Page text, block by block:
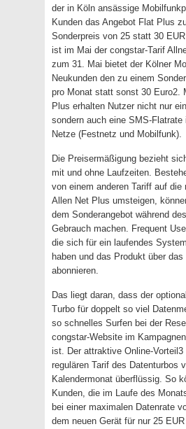
der in Köln ansässige
Kunden das Angebot Flat Plus
Sonderpreis von 25 statt 30
ist im Mai der congstar-Tarif
zum 31. Mai bietet der Kölner
Neukunden den zu einem
pro Monat statt sonst 30 Euro2.
Plus erhalten Nutzer nicht nur
sondern auch eine SMS-
Netze (Festnetz und Mobilfunk).
Die Preisermäßigung bezieht
mit und ohne Laufzeiten.
von einem anderen Tariff auf die
Allen Net Plus umsteigen,
dem Sonderangebot während
Gebrauch machen. Frequent
die sich für ein laufendes
haben und das Produkt über das
abonnieren.
Das liegt daran, dass der
Turbo für doppelt so viel
so schnelles Surfen bei der
congstar-Website im
ist. Der attraktive Online-Vorteil3
regulären Tarif des Datenturbos
Kalendermonat überflüssig. So
Kunden, die im Laufe des
bei einer maximalen Datenrate
dem neuen Gerät für nur 25